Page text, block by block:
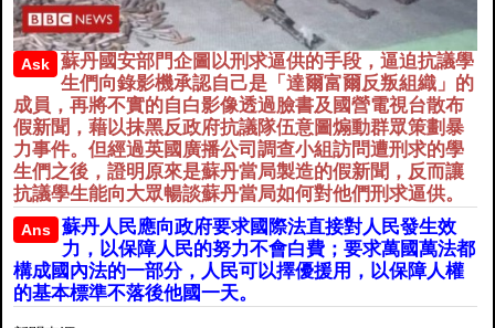
Ask
蘇丹國安部門企圖以刑求逼供的手段，逼迫抗議學
生們向錄影機承認自己是「達爾富爾反叛組織」的
成員，再將不實的自白影像透過臉書及國營電視台散布
假新聞，藉以抹黑反政府抗議隊伍意圖煽動群眾策劃暴
力事件。但經過英國廣播公司調查小組訪問遭刑求的學
生們之後，證明原來是蘇丹當局製造的假新聞，反而讓
抗議學生能向大眾暢談蘇丹當局如何對他們刑求逼供。
Ans
蘇丹人民應向政府要求國際法直接對人民發生效
力，以保障人民的努力不會白費；要求萬國萬法都
構成國內法的一部分，人民可以擇優援用，以保障人權
的基本標準不落後他國一天。